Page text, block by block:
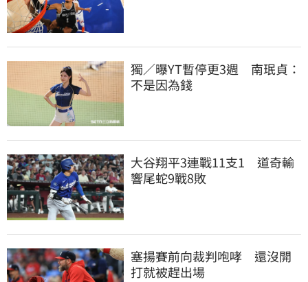
獨／曝YT暫停更3週　南珉貞：
不是因為錢
大谷翔平3連戰11支1　道奇輸
響尾蛇9戰8敗
塞揚賽前向裁判咆哮　還沒開
打就被趕出場